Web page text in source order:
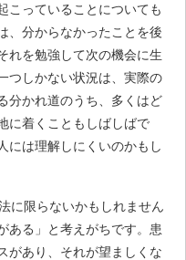
こっていることについても
、分からなかったことを後
れを勉強して次の機会に生
つしかない状況は、実際の
分かれ道のうち、多くはど
に着くこともしばしばで
には理解しにくいのかもし
に限らないかもしれません
ある」と考えがちです。患
があり、それが望ましくな